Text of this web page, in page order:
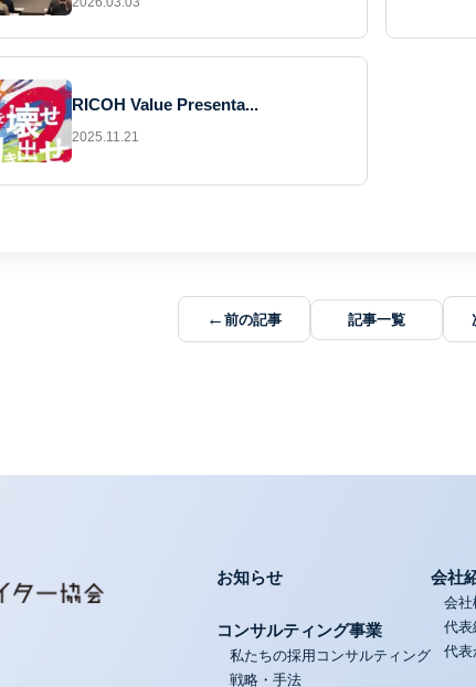
RICOH Value Presenta...
2025.11.21
←前の記事 記事一覧
お知らせ
コンサルティング事業
私たちの採用コンサルティング
戦略・手法
会社
会社
代表
代表